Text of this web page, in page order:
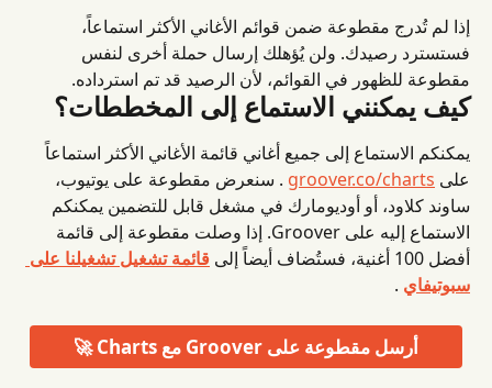
إذا لم تُدرج مقطوعة ضمن قوائم الأغاني الأكثر استماعاً،
فستسترد رصيدك. ولن يُؤهلك إرسال حملة أخرى لنفس
مقطوعة للظهور في القوائم، لأن الرصيد قد تم استرداده.
كيف يمكنني الاستماع إلى المخططات؟
يمكنكم الاستماع إلى جميع أغاني قائمة الأغاني الأكثر استماعاً
على groover.co/charts . سنعرض مقطوعة على يوتيوب،
ساوند كلاود، أو أوديومارك في مشغل قابل للتضمين يمكنكم
الاستماع إليه على Groover. إذا وصلت مقطوعة إلى قائمة
أفضل 100 أغنية، فستُضاف أيضاً إلى
قائمة تشغيل تشغيلنا على
سبوتيفاي .
أرسل مقطوعة على Groover مع Charts 🚀